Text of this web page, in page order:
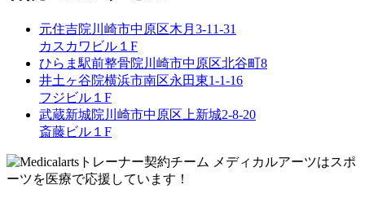
元住吉院 川崎市中原区木月3-11-31
カスカワビル１F
ひらま駅前整骨院 川崎市中原区北谷町8
井土ヶ谷院横浜市南区永田東1-1-16
フジビル１F
武蔵新城院 川崎市中原区上新城2-8-20
斎藤ビル１F